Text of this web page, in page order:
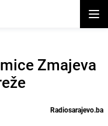
Zmajeva
Radiosarajevo.ba